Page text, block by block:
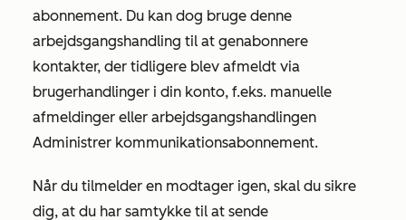
abonnement. Du kan dog bruge denne
arbejdsgangshandling til at genabonnere
kontakter, der tidligere blev afmeldt via
brugerhandlinger i din konto, f.eks. manuelle
afmeldinger eller arbejdsgangshandlingen
Administrer kommunikationsabonnement.
Når du tilmelder en modtager igen, skal du sikre
dig, at du har samtykke til at sende